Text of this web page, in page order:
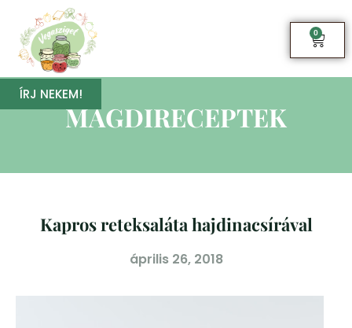
0
ÍRJ NEKEM!
MAGDIRECEPTEK
Kapros reteksaláta hajdinacsírával
április 26, 2018